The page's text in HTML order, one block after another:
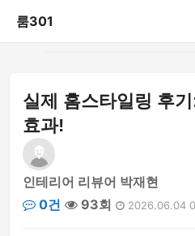
룸301
게시판
실제 홈스타일링 후
효과!
인테리어 리뷰어 박재현
0건
93회 2026.06.04